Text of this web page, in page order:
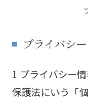
プライバシ
1 プライバシー
保護法にいう「